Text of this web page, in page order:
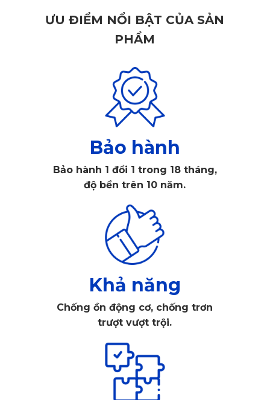
Thảm lót sàn ô tôđóng vai trò quan trọng trong việc bảo
vệ và nâng cấp nội thất xe, mang lại trải nghiệm lái xe thoải
mái và an toàn hơn. Dưới đây là một số ưu điểm vượt trội
Chất liệu vượt trội, an toàn cho sức khỏe
Được sản xuất từ 100% nhựa PVC nguyên sinh cao cấp, trải
qua quá trình kiểm định gắt gao từ khâu chọn lọc nguyên
liệu đến thành phẩm. Thảm lót sàn KATA cam kết mang
đến chất lượng vượt trội, đảm bảo an toàn tuyệt đối cho
sức khỏe người tiêu dùng và thân thiện với môi trường.
So với các loại thảm thông thường, thảm KATA không hề
có mùi hôi hay mùi hắc khó chịu, kể cả khi sử dụng trong
thời tiết nắng nóng gay gắt. Nhờ thiết kế vừa khít với sàn
xe, độ dày vừa phải, chốt cài cố định giúp ngăn chặn nước
và bụi bẩn xâm nhập vào sàn xe, bảo vệ sàn xe luôn sạch
ƯU ĐIỂM NỔI BẬT CỦA SẢN
PHẨM
Bảo hành
Bảo hành 1 đổi 1 trong 18 tháng,
độ bền trên 10 năm.
Khả năng
Chống ồn động cơ, chống trơn
trượt vượt trội.